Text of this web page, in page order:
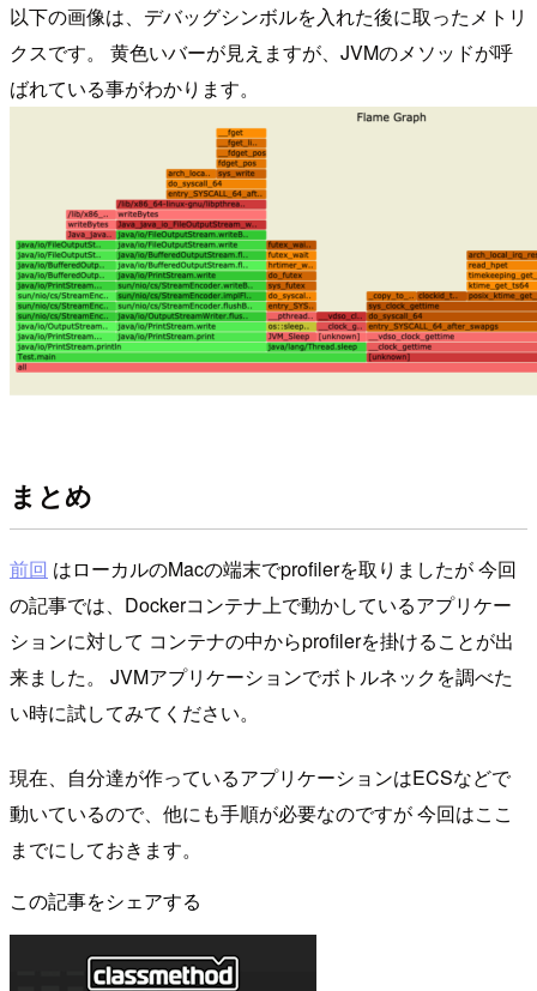
以下の画像は、デバッグシンボルを入れた後に取ったメトリ
クスです。 黄色いバーが見えますが、JVMのメソッドが呼
ばれている事がわかります。
まとめ
前回 はローカルのMacの端末でprofilerを取りましたが 今回
の記事では、Dockerコンテナ上で動かしているアプリケー
ションに対して コンテナの中からprofilerを掛けることが出
来ました。 JVMアプリケーションでボトルネックを調べた
い時に試してみてください。
現在、自分達が作っているアプリケーションはECSなどで
動いているので、他にも手順が必要なのですが 今回はここ
までにしておきます。
この記事をシェアする